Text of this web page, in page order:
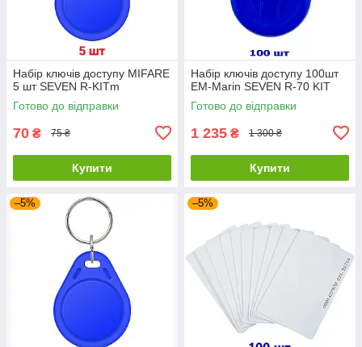
Набір ключів доступу MIFARE
5 шт SEVEN R-KITm
Готово до відправки
70 ₴ 75 ₴
Купити
Набір ключів доступу 100шт
EM-Marin SEVEN R-70 KIT
Готово до відправки
1 235 ₴ 1 300 ₴
Купити
–5% –5%